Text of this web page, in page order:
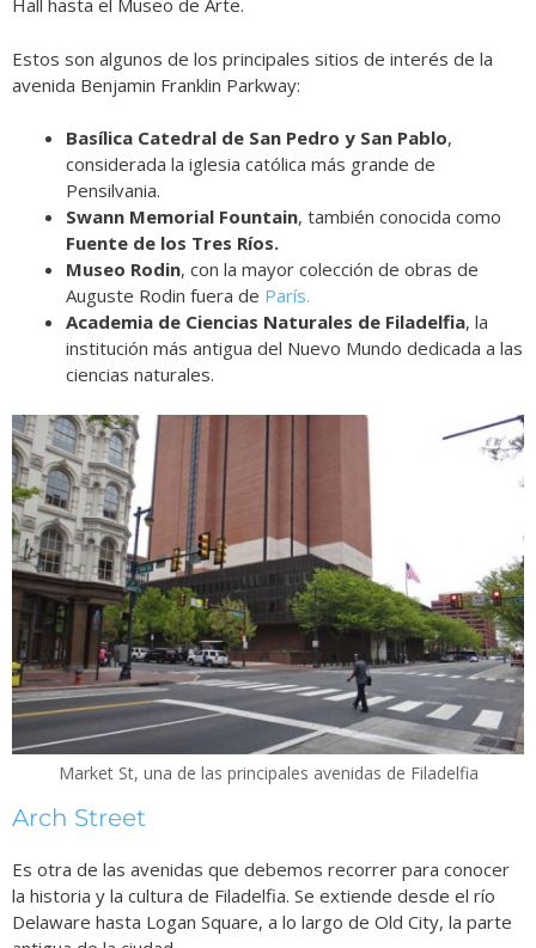
Hall hasta el Museo de Arte.
Estos son algunos de los principales sitios de interés de la
avenida Benjamin Franklin Parkway:
Basílica Catedral de San Pedro y San Pablo,
considerada la iglesia católica más grande de
Pensilvania.
Swann Memorial Fountain, también conocida como
Fuente de los Tres Ríos.
Museo Rodin, con la mayor colección de obras de
Auguste Rodin fuera de París.
Academia de Ciencias Naturales de Filadelfia, la
institución más antigua del Nuevo Mundo dedicada a las
ciencias naturales.
Market St, una de las principales avenidas de Filadelfia
Arch Street
Es otra de las avenidas que debemos recorrer para conocer
la historia y la cultura de Filadelfia. Se extiende desde el río
Delaware hasta Logan Square, a lo largo de Old City, la parte